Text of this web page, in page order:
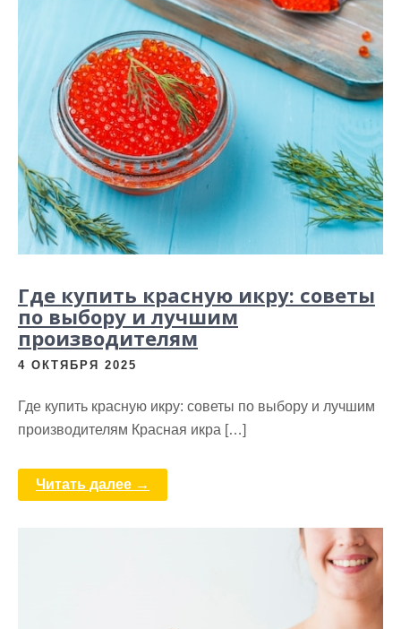
Где купить красную икру: советы
по выбору и лучшим
производителям
4 ОКТЯБРЯ 2025
Где купить красную икру: советы по выбору и лучшим
производителям Красная икра […]
Читать далее →